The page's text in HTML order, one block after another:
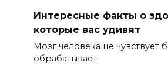
Интересные факты о
которые вас удивят
Мозг человека не чувствует
обрабатывает